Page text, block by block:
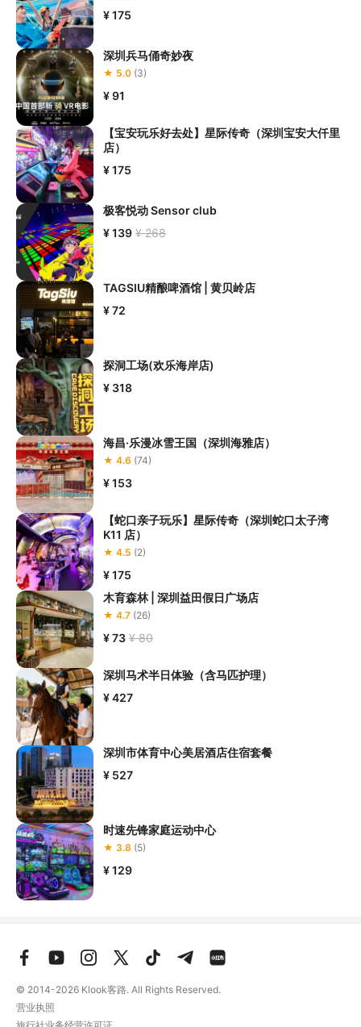
¥ 175
深圳兵马俑奇妙夜
★ 5.0 (3)
¥ 91
【宝安玩乐好去处】星际传奇（深圳宝安大仟里
店）
¥ 175
极客悦动 Sensor club
¥ 139 ¥ 268
TAGSIU精酿啤酒馆 | 黄贝岭店
¥ 72
探洞工场(欢乐海岸店)
¥ 318
海昌·乐漫冰雪王国（深圳海雅店）
★ 4.6 (74)
¥ 153
【蛇口亲子玩乐】星际传奇（深圳蛇口太子湾
K11 店）
★ 4.5 (2)
¥ 175
木育森林 | 深圳益田假日广场店
★ 4.7 (26)
¥ 73 ¥ 80
深圳马术半日体验（含马匹护理）
¥ 427
深圳市体育中心美居酒店住宿套餐
¥ 527
时速先锋家庭运动中心
★ 3.8 (5)
¥ 129
© 2014-2026 Klook客路. All Rights Reserved.
营业执照